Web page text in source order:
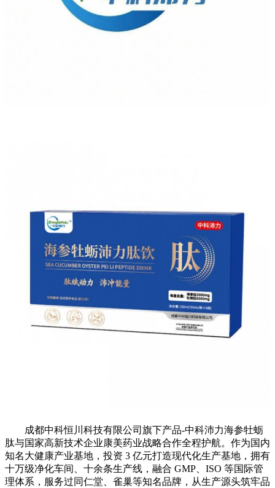
成都中科恒川科技有限公司旗下产品-中科沛力海参牡蛎
肽与国家高新技术企业康美药业战略合作全程护航。作为国内
知名大健康产业基地，投资 3 亿元打造现代化生产基地，拥有
十万级净化车间、十余条生产线，融合 GMP、ISO 等国际管
理体系，服务过同仁堂、雀巢等知名品牌，从生产源头筑牢品